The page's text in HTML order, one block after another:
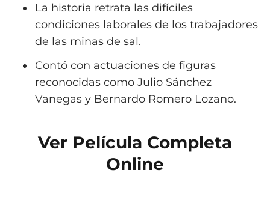
La historia retrata las difíciles
condiciones laborales de los trabajadores
de las minas de sal.
Contó con actuaciones de figuras
reconocidas como Julio Sánchez
Vanegas y Bernardo Romero Lozano.
Ver Película Completa
Online